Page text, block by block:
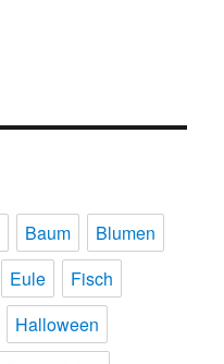
Baum
Blumen
Eule
Fisch
Halloween